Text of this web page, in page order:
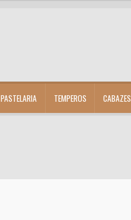
PASTELARIA TEMPEROS CABAZES